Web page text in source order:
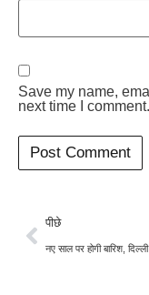
Save my name,
next time I comment.
पीछे